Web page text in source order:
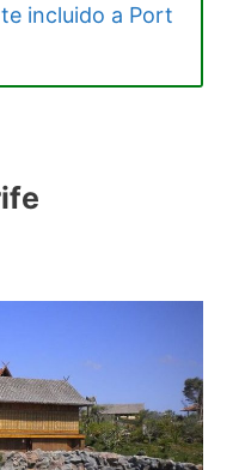
incluido a Port